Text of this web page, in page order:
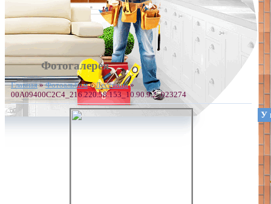
Фотогалерея
Главная»Фотоальбом»Лестница»
00A09400C2C4_216.220.58.153_10.90.9.2_023274
У